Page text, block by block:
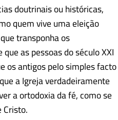
doutrinais ou históricas,
quem vive uma eleição
transponha os
as pessoas do século XXI
os antigos pelo simples facto
a Igreja verdadeiramente
a ortodoxia da fé, como se